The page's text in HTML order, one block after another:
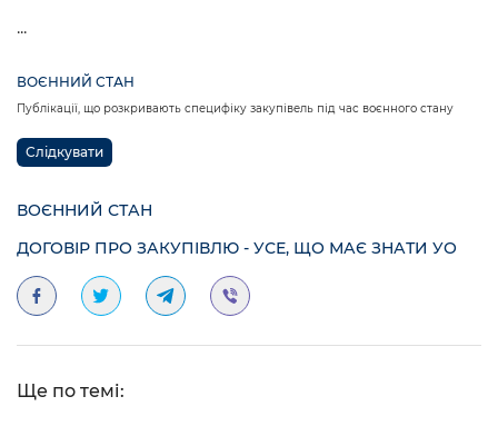
...
ВОЄННИЙ СТАН
Публікації, що розкривають специфіку закупівель під час воєнного стану
Слідкувати
ВОЄННИЙ СТАН
ДОГОВІР ПРО ЗАКУПІВЛЮ - УСЕ, ЩО МАЄ ЗНАТИ УО
Ще по темі: